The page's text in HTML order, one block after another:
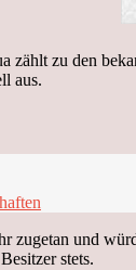
zählt zu den
aus.
zugetan und
stets.